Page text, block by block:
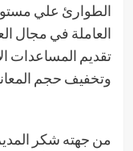
الطوارئ علي
العاملة في مجال
تقديم المساعدات
وتخفيف حجم
من جهته شكر المدير